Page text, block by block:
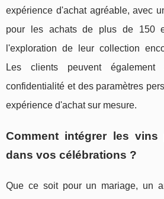
expérience d'achat agréable, avec
pour les achats de plus de 150
l'exploration de leur collection
Les clients peuvent
confidentialité et des paramètres
expérience d'achat sur mesure.
Comment intégrer les vins
dans vos célébrations ?
Que ce soit pour un mariage, un